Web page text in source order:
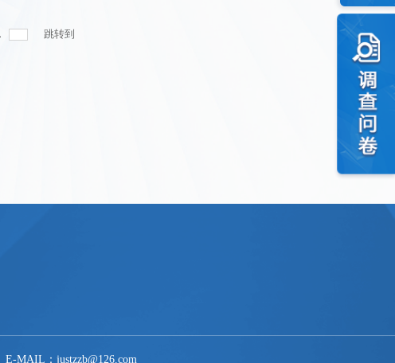
跳转到
MAIL：justzzb@126.com